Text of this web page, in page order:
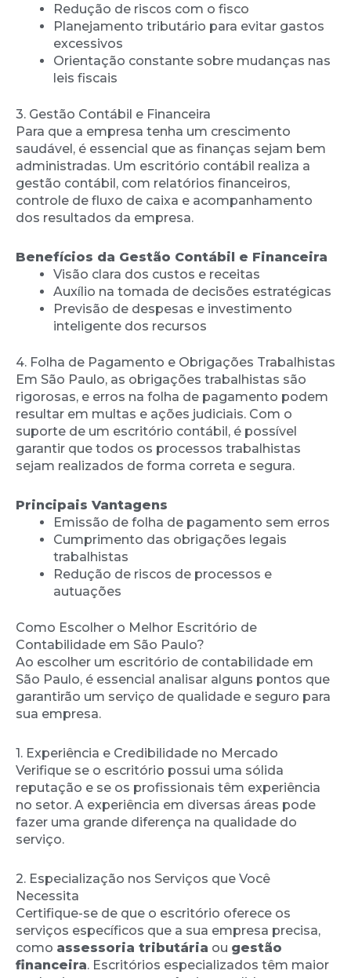
Redução de riscos com o fisco
Planejamento tributário para evitar gastos
excessivos
Orientação constante sobre mudanças nas
leis fiscais
3. Gestão Contábil e Financeira
Para que a empresa tenha um crescimento
saudável, é essencial que as finanças sejam bem
administradas. Um escritório contábil realiza a
gestão contábil, com relatórios financeiros,
controle de fluxo de caixa e acompanhamento
dos resultados da empresa.
Benefícios da Gestão Contábil e Financeira
Visão clara dos custos e receitas
Auxílio na tomada de decisões estratégicas
Previsão de despesas e investimento
inteligente dos recursos
4. Folha de Pagamento e Obrigações Trabalhistas
Em São Paulo, as obrigações trabalhistas são
rigorosas, e erros na folha de pagamento podem
resultar em multas e ações judiciais. Com o
suporte de um escritório contábil, é possível
garantir que todos os processos trabalhistas
sejam realizados de forma correta e segura.
Principais Vantagens
Emissão de folha de pagamento sem erros
Cumprimento das obrigações legais
trabalhistas
Redução de riscos de processos e
autuações
Como Escolher o Melhor Escritório de
Contabilidade em São Paulo?
Ao escolher um escritório de contabilidade em
São Paulo, é essencial analisar alguns pontos que
garantirão um serviço de qualidade e seguro para
sua empresa.
1. Experiência e Credibilidade no Mercado
Verifique se o escritório possui uma sólida
reputação e se os profissionais têm experiência
no setor. A experiência em diversas áreas pode
fazer uma grande diferença na qualidade do
serviço.
2. Especialização nos Serviços que Você
Necessita
Certifique-se de que o escritório oferece os
serviços específicos que a sua empresa precisa,
como assessoria tributária ou gestão
financeira. Escritórios especializados têm maior